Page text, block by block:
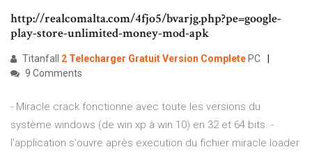
http://realcomalta.com/4fjo5/bvarjg.php?pe=google-
play-store-unlimited-money-mod-apk
Titanfall 2 Telecharger GratuitVersion Complete PC
9 Comments
- Miracle crack fonctionne avec toute les versions du
système windows (de win xp à win 10) en 32 et 64 bits. -
l'application s'ouvre après execution du fichier miracle loader